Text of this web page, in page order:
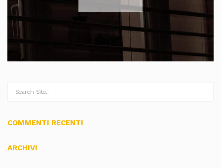
COMMENTI RECENTI
ARCHIVI